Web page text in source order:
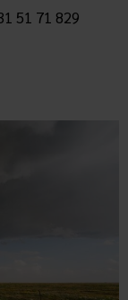
งด้านการพนัน